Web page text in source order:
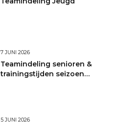
7 JUNI 2026
Teamindeling senioren &
trainingstijden seizoen
5 JUNI 2026